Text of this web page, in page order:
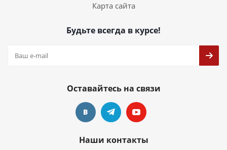
Карта сайта
Будьте всегда в курсе!
Оставайтесь на связи
Наши контакты